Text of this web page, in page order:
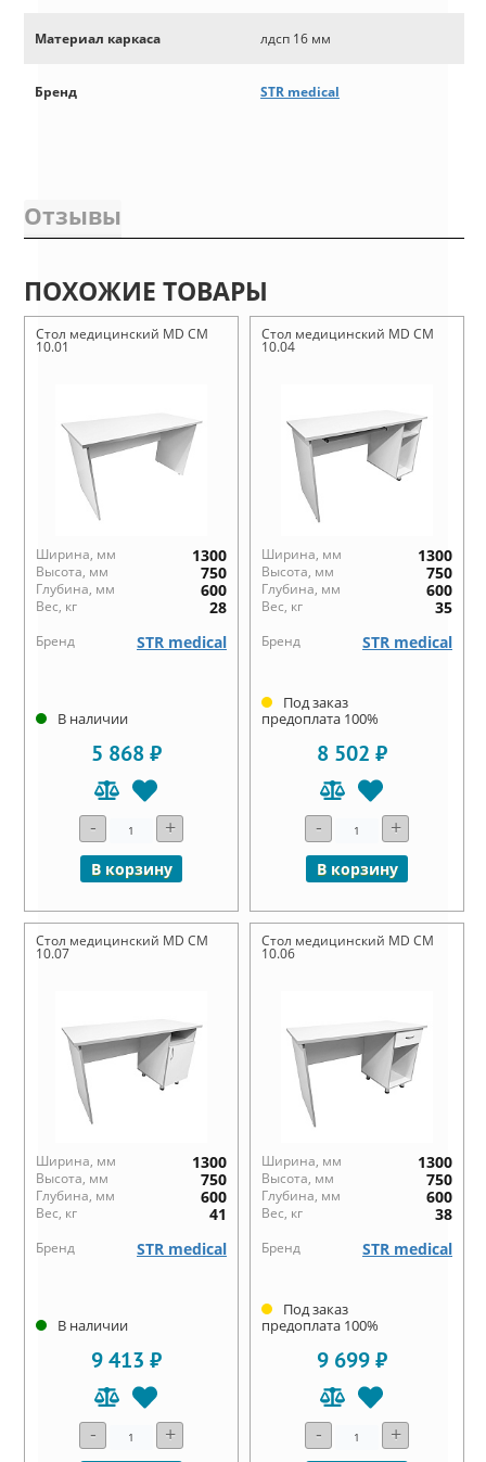
Материал каркаса лдсп 16 мм
Бренд STR medical
Отзывы
ПОХОЖИЕ ТОВАРЫ
Стол медицинский MD СМ
10.01
Ширина, мм 1300
Высота, мм 750
Глубина, мм 600
Вес, кг 28
Бренд STR medical
В наличии
5 868 ₽
- +
В корзину
Стол медицинский MD СМ
10.04
Ширина, мм 1300
Высота, мм 750
Глубина, мм 600
Вес, кг 35
Бренд STR medical
Под заказ
предоплата 100%
8 502 ₽
- +
В корзину
Стол медицинский MD СМ
10.07
Ширина, мм 1300
Высота, мм 750
Глубина, мм 600
Вес, кг 41
Бренд STR medical
В наличии
9 413 ₽
- +
Стол медицинский MD СМ
10.06
Ширина, мм 1300
Высота, мм 750
Глубина, мм 600
Вес, кг 38
Бренд STR medical
Под заказ
предоплата 100%
9 699 ₽
- +